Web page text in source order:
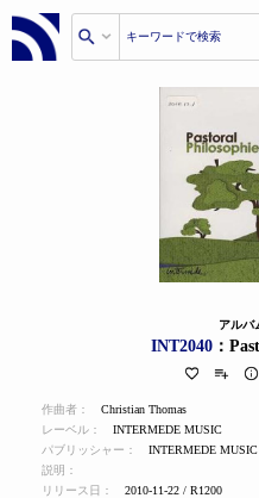
アルバ
INT2040：
作曲者：
Christian Thomas
レーベル：
INTERMEDE MUSIC
パブリッシャー：
INTERMEDE MUSIC
説明：
リリース日：
2010-11-22 / R1200